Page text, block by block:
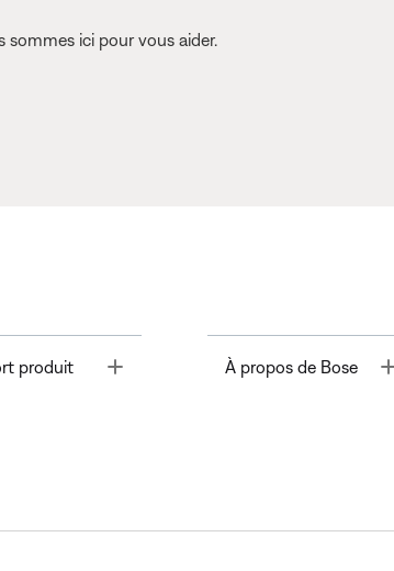
sommes ici pour vous aider.
produit À propos de Bose